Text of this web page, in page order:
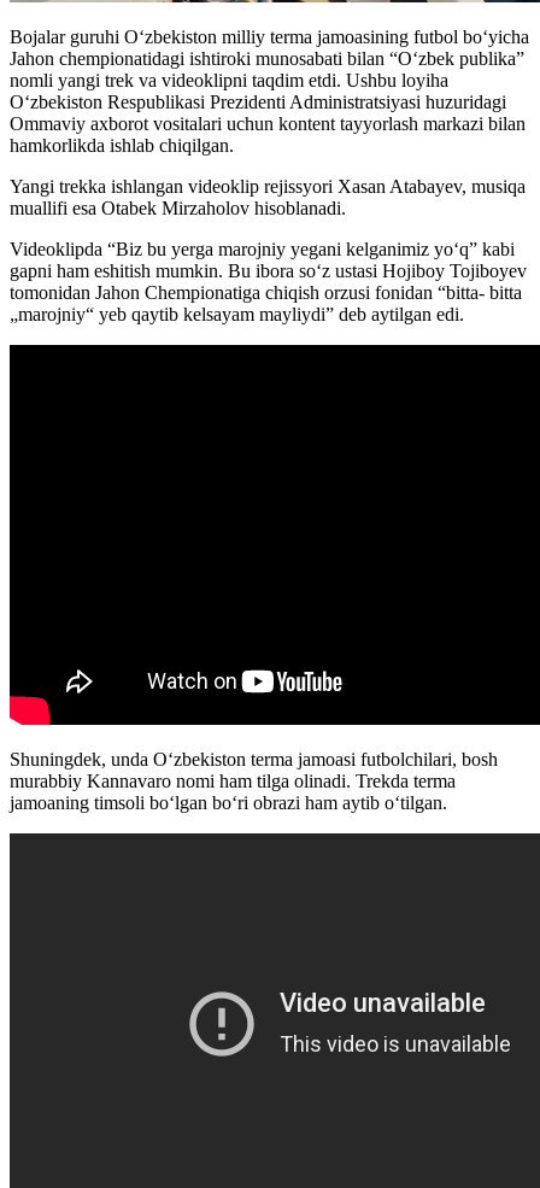
Bojalar guruhi O‘zbekiston milliy terma jamoasining futbol bo‘yicha
Jahon chempionatidagi ishtiroki munosabati bilan “O‘zbek publika”
nomli yangi trek va videoklipni taqdim etdi. Ushbu loyiha
O‘zbekiston Respublikasi Prezidenti Administratsiyasi huzuridagi
Ommaviy axborot vositalari uchun kontent tayyorlash markazi bilan
hamkorlikda ishlab chiqilgan.
Yangi trekka ishlangan videoklip rejissyori Xasan Atabayev, musiqa
muallifi esa Otabek Mirzaholov hisoblanadi.
Videoklipda “Biz bu yerga marojniy yegani kelganimiz yo‘q” kabi
gapni ham eshitish mumkin. Bu ibora soʻz ustasi Hojiboy Tojiboyev
tomonidan Jahon Chempionatiga chiqish orzusi fonidan “bitta- bitta
„marojniy“ yeb qaytib kelsayam mayliydi” deb aytilgan edi.
Shuningdek, unda O‘zbekiston terma jamoasi futbolchilari, bosh
murabbiy Kannavaro nomi ham tilga olinadi. Trekda terma
jamoaning timsoli bo‘lgan bo‘ri obrazi ham aytib oʻtilgan.